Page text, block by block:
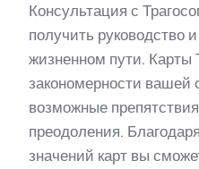
Консультация с
получить руководство
жизненном пути. Карты
закономерности вашей
возможные
преодоления.
значений карт вы